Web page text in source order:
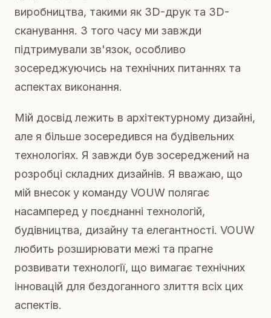
виробництва, такими як 3D-друк та 3D-
сканування. З того часу ми завжди
підтримували зв'язок, особливо
зосереджуючись на технічних питаннях та
аспектах виконання.
Мій досвід лежить в архітектурному дизайні,
але я більше зосередився на будівельних
технологіях. Я завжди був зосереджений на
розробці складних дизайнів. Я вважаю, що
мій внесок у команду VOUW полягає
насамперед у поєднанні технологій,
будівництва, дизайну та елегантності. VOUW
любить розширювати межі та прагне
розвивати технології, що вимагає технічних
інновацій для бездоганного злиття всіх цих
аспектів.